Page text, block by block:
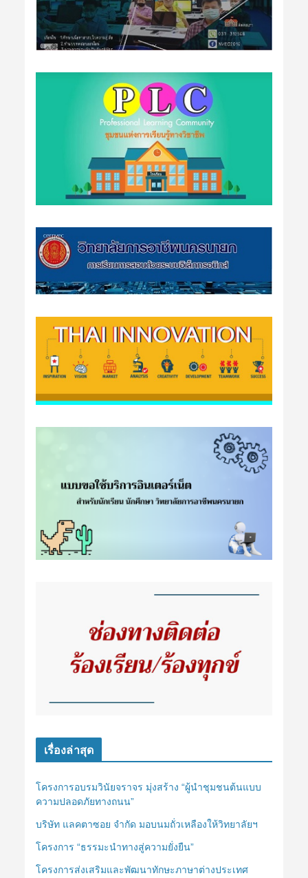
เรื่องล่าสุด
โครงการอบรมวินัยจราจร มุ่งสร้าง “ผู้นำชุมชนต้นแบบ
ความปลอดภัยทางถนน”
บริษัท แลคตาซอย จำกัด มอบนมถั่วเหลืองให้วิทยาลัยฯ
โครงการ “ธรรมะนำทางสู่ความยั่งยืน”
โครงการส่งเสริมและพัฒนาทักษะภาษาต่างประเทศ